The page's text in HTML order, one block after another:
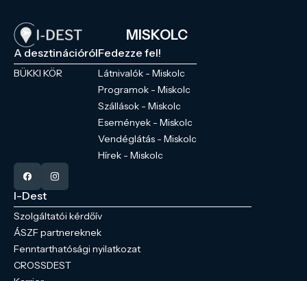
MISKOLC
A desztinációról
BÜKKI KÖR
Fedezze fel!
Látnivalók - Miskolc
Programok - Miskolc
Szállások - Miskolc
Események - Miskolc
Vendéglátás - Miskolc
Hírek - Miskolc
I-Dest
Szolgáltatói kérdőív
ÁSZF partnereknek
Fenntarthatósági nyilatkozat
CROSSDEST